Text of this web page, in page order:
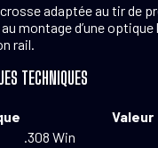
adaptée au tir de
montage d’une optique
rail.
TECHNIQUES
Valeur
.308 Win